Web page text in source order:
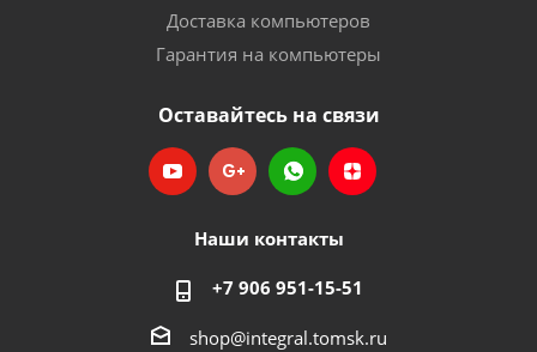
Доставка компьютеров
Гарантия на компьютеры
Оставайтесь на связи
Наши контакты
+7 906 951-15-51
shop@integral.tomsk.ru